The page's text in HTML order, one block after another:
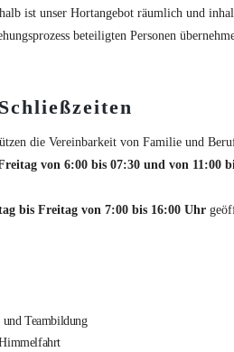
ist unser Hortangebot räumlich und
beteiligten Personen
die Vereinbarkeit von Familie und
von 6:00 bis 07:30 und von 11:00
bis Freitag von 7:00 bis 16:00 Uhr
Teambildung